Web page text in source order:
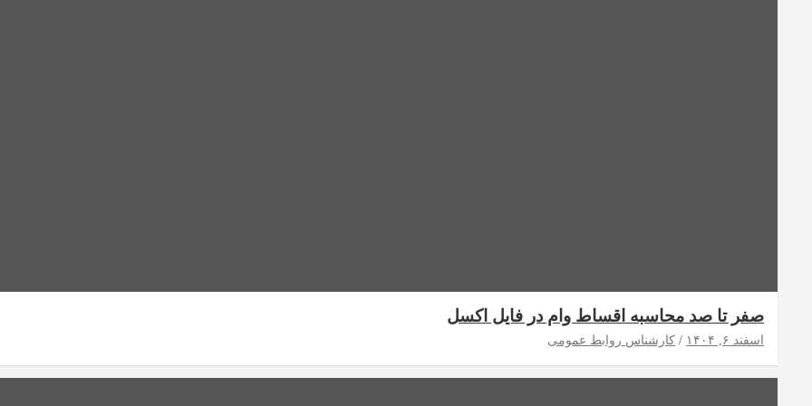
صفر تا صد محاسبه اقساط وام در فایل اکسل
اسفند ۶, ۱۴۰۴ کارشناس روابط عمومی